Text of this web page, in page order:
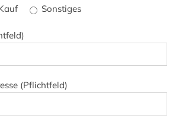
Sonstiges
(Pflichtfeld)